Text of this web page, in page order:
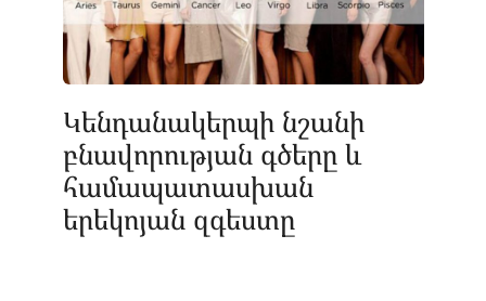
Կենդանակերպի նշանի
բնավորության գծերը և
համապատասխան
երեկոյան զգեստը